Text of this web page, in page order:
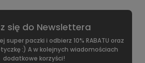
się do Newslettera
super paczki i odbierz 10% RABATU oraz
:) A w kolejnych wiadomościach
dodatkowe korzyści!